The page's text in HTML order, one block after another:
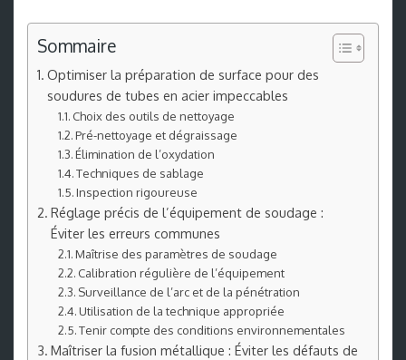
Sommaire
Optimiser la préparation de surface pour des
soudures de tubes en acier impeccables
Choix des outils de nettoyage
Pré-nettoyage et dégraissage
Élimination de l’oxydation
Techniques de sablage
Inspection rigoureuse
Réglage précis de l’équipement de soudage :
Éviter les erreurs communes
Maîtrise des paramètres de soudage
Calibration régulière de l’équipement
Surveillance de l’arc et de la pénétration
Utilisation de la technique appropriée
Tenir compte des conditions environnementales
Maîtriser la fusion métallique : Éviter les défauts de